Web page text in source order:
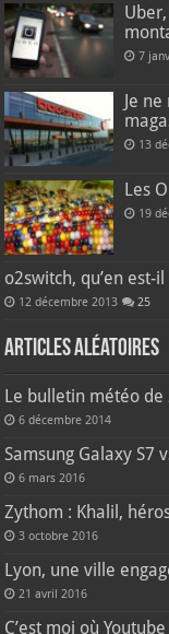
7
Je
13
Les
19
o2switch, qu’en est-
12 décembre 2013 25
Articles aléatoires
Le bulletin météo
6 décembre 2014
Samsung Galaxy S7
6 mars 2016
Zythom : Khalil,
3 octobre 2016
Lyon, une ville
21 avril 2016
C’est moi où